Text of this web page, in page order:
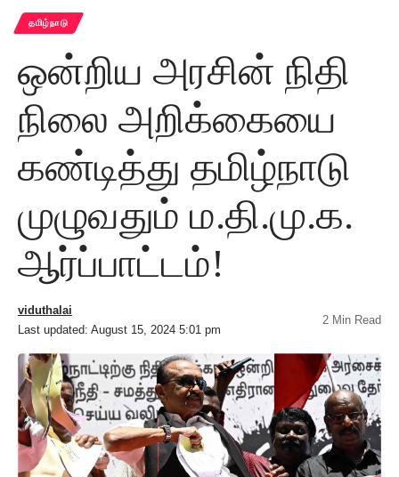
தமிழ்நாடு
ஒன்றிய அரசின் நிதி
நிலை அறிக்கையை
கண்டித்து தமிழ்நாடு
முழுவதும் ம.தி.மு.க.
ஆர்ப்பாட்டம்!
Last updated: August 15, 2024 5:01 pm
viduthalai
2 Min Read